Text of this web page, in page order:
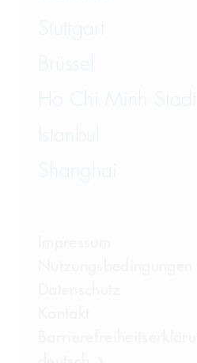
Stuttgart
Brüssel
Ho Chi Minh Stadt
Istanbul
Shanghai